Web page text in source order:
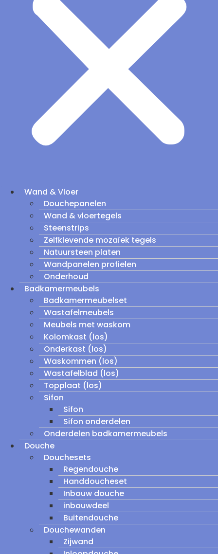
Wand & Vloer
Douchepanelen
Wand & vloertegels
Steenstrips
Zelfklevende mozaïek tegels
Natuursteen platen
Wandpanelen profielen
Onderhoud
Badkamermeubels
Badkamermeubelset
Wastafelmeubels
Meubels met waskom
Kolomkast (los)
Onderkast (los)
Waskommen (los)
Wastafelblad (los)
Topplaat (los)
Sifon
Sifon
Sifon onderdelen
Onderdelen badkamermeubels
Douche
Douchesets
Regendouche
Handdoucheset
Inbouw douche
inbouwdeel
Buitendouche
Douchewanden
Zijwand